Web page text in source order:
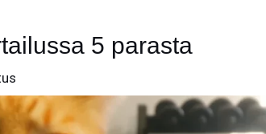
5 parasta